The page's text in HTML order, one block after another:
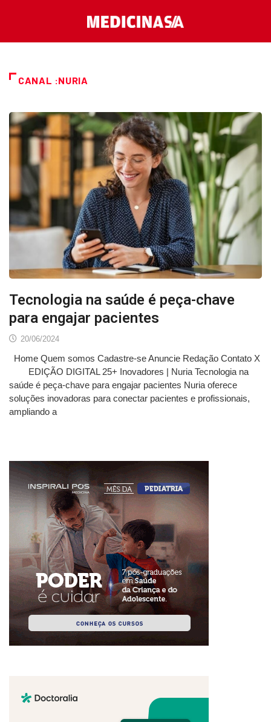
CANAL :NURIA
Tecnologia na saúde é peça-chave
para engajar pacientes
20/06/2024
Home Quem somos Cadastre-se Anuncie Redação Contato X
EDIÇÃO DIGITAL 25+ Inovadores | Nuria Tecnologia na
saúde é peça-chave para engajar pacientes Nuria oferece
soluções inovadoras para conectar pacientes e profissionais,
ampliando a